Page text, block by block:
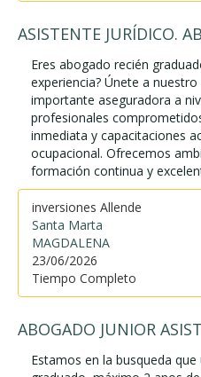
ASISTENTE JURÍDICO.
Eres abogado recién
experiencia? Únete a
importante aseguradora a
profesionales
inmediata y capacitaciones
ocupacional. Ofrecemos
formación continua y
inversiones Allende
Santa Marta
MAGDALENA
23/06/2026
Tiempo Completo
ABOGADO JUNIOR
Estamos en la busqueda